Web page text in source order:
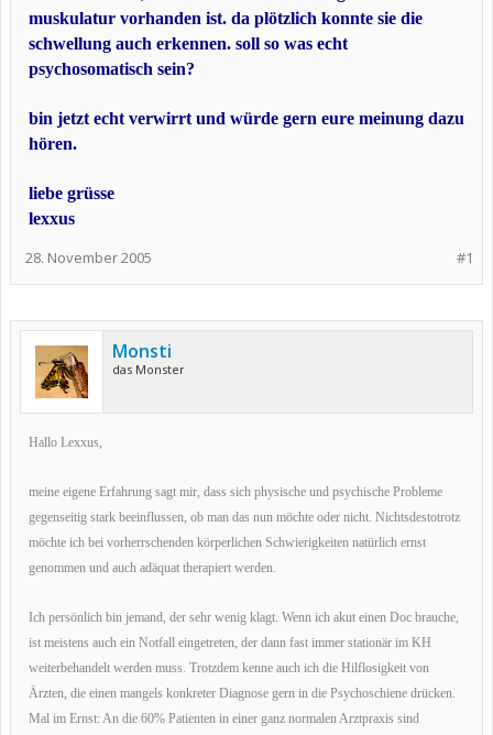
muskulatur vorhanden ist. da plötzlich konnte sie die
schwellung auch erkennen. soll so was echt
psychosomatisch sein?
bin jetzt echt verwirrt und würde gern eure meinung dazu
hören.
liebe grüsse
lexxus
#1
28. November 2005
Monsti
das Monster
Hallo Lexxus,
meine eigene Erfahrung sagt mir, dass sich physische und psychische Probleme
gegenseitig stark beeinflussen, ob man das nun möchte oder nicht. Nichtsdestotrotz
möchte ich bei vorherrschenden körperlichen Schwierigkeiten natürlich ernst
genommen und auch adäquat therapiert werden.
Ich persönlich bin jemand, der sehr wenig klagt. Wenn ich akut einen Doc brauche,
ist meistens auch ein Notfall eingetreten, der dann fast immer stationär im KH
weiterbehandelt werden muss. Trotzdem kenne auch ich die Hilflosigkeit von
Ärzten, die einen mangels konkreter Diagnose gern in die Psychoschiene drücken.
Mal im Ernst: An die 60% Patienten in einer ganz normalen Arztpraxis sind